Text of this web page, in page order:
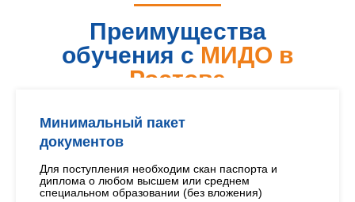
Преимущества
обучения с МИДО в
Ростове
Минимальный пакет
документов
Для поступления необходим скан паспорта и
диплома о любом высшем или среднем
специальном образовании (без вложения)